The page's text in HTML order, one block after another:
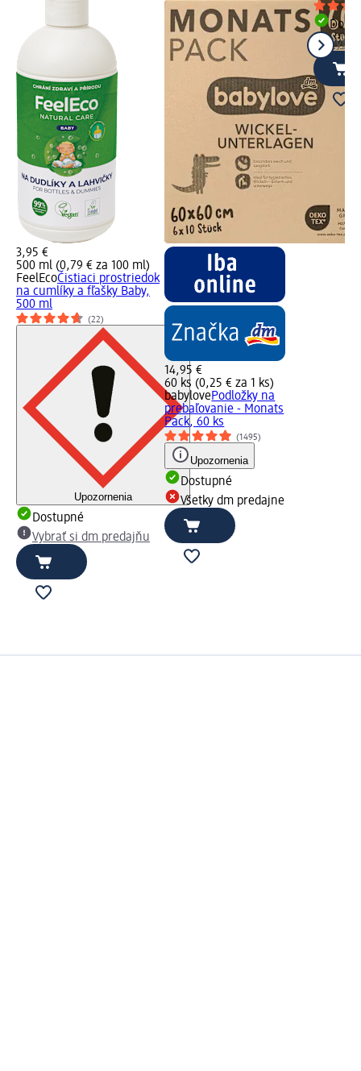
3,95 €
500 ml (0,79 € za 100 ml)
FeelEcoČistiaci prostriedok
na cumlíky a fľašky Baby,
500 ml
(22)
Upozornenia
Dostupné
Vybrať si dm predajňu
14,95 €
60 ks (0,25 € za 1 ks)
babylovePodložky na
prebaľovanie - Monats
Pack, 60 ks
(1495)
Upozornenia
Dostupné
Všetky dm predajne